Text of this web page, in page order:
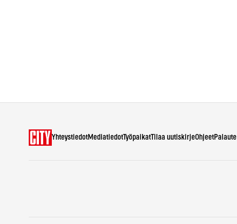
YhteystiedotMediatiedotTyöpaikatTilaa uutiskirjeOhjeetPalaute